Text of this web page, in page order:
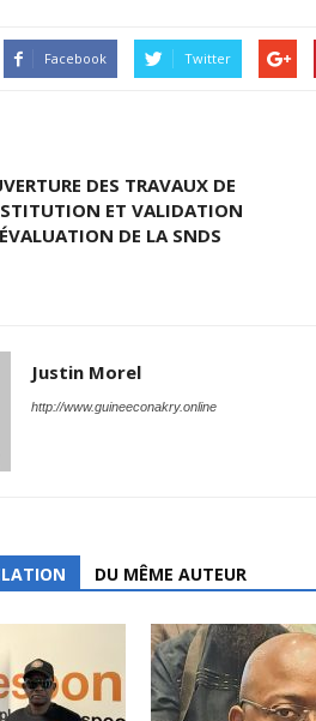
Facebook Twitter
DES TRAVAUX DE
ET VALIDATION
DE LA SNDS
Justin Morel
http://www.guineeconakry.online
DU MÊME AUTEUR